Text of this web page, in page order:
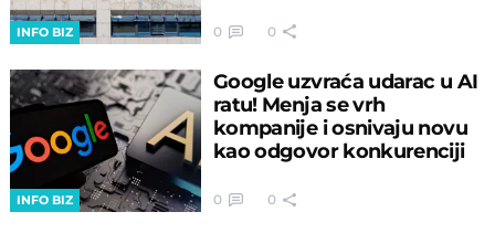
INFO BIZ 0 0
INFO BIZ
Google uzvraća udarac u AI
ratu! Menja se vrh
kompanije i osnivaju novu
kao odgovor konkurenciji
0 0